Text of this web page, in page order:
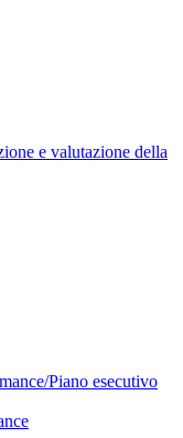
e valutazione della
Piano esecutivo